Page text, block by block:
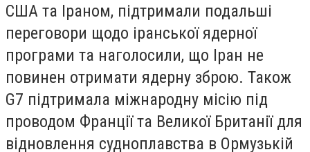
США та Іраном, підтримали подальші
переговори щодо іранської ядерної
програми та наголосили, що Іран не
повинен отримати ядерну зброю. Також
G7 підтримала міжнародну місію під
проводом Франції та Великої Британії для
відновлення судноплавства в Ормузькій